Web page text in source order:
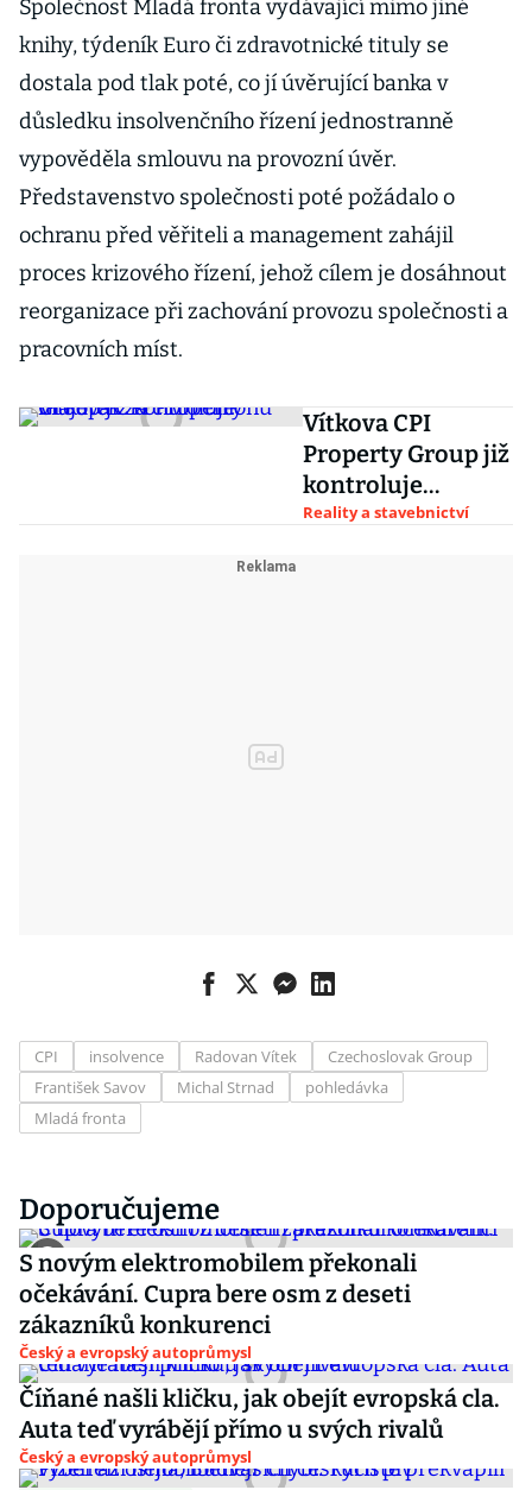
Společnost Mladá fronta vydávající mimo jiné
knihy, týdeník Euro či zdravotnické tituly se
dostala pod tlak poté, co jí úvěrující banka v
důsledku insolvenčního řízení jednostranně
vypověděla smlouvu na provozní úvěr.
Představenstvo společnosti poté požádalo o
ochranu před věřiteli a management zahájil
proces krizového řízení, jehož cílem je dosáhnout
reorganizace při zachování provozu společnosti a
pracovních míst.
Vítkova CPI
Property Group již
kontroluje
majetek za čtvrt
Reality a stavebnictví
CPI insolvence Radovan Vítek
Czechoslovak Group
František Savov
Michal Strnad
pohledávka
Mladá fronta
Doporučujeme
S novým elektromobilem překonali
očekávání. Cupra bere osm z deseti
zákazníků konkurenci
Český a evropský autoprůmysl
Číňané našli kličku, jak obejít evropská cla.
Auta teď vyrábějí přímo u svých rivalů
Český a evropský autoprůmysl